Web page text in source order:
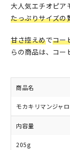
大人気エチオピア
たっぷりサイズの
甘さ控えめでコー
らの商品は、コー
商品名
モカキリマンジャ
内容量
205g